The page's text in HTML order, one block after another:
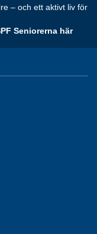
– och ett aktivt liv för
Seniorerna här